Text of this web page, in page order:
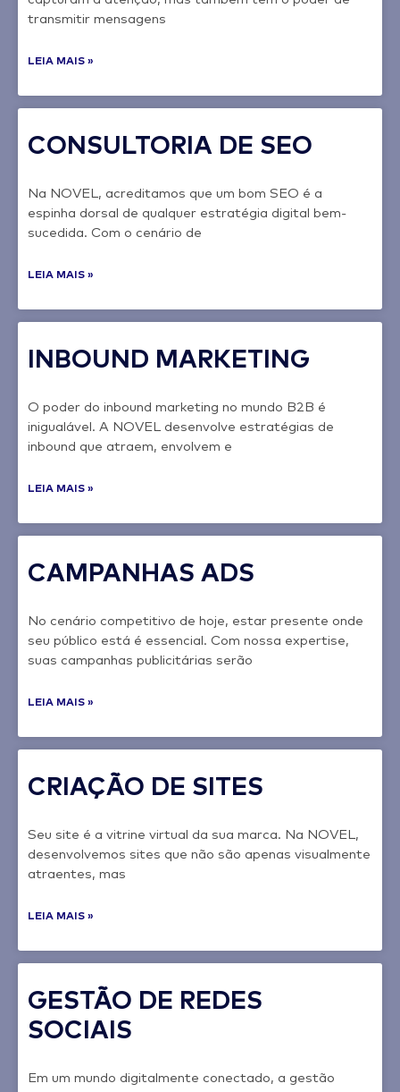
transmitir mensagens
LEIA MAIS »
CONSULTORIA DE SEO
Na NOVEL, acreditamos que um bom SEO é a
espinha dorsal de qualquer estratégia digital bem-
sucedida. Com o cenário de
LEIA MAIS »
INBOUND MARKETING
O poder do inbound marketing no mundo B2B é
inigualável. A NOVEL desenvolve estratégias de
inbound que atraem, envolvem e
LEIA MAIS »
CAMPANHAS ADS
No cenário competitivo de hoje, estar presente onde
seu público está é essencial. Com nossa expertise,
suas campanhas publicitárias serão
LEIA MAIS »
CRIAÇÃO DE SITES
Seu site é a vitrine virtual da sua marca. Na NOVEL,
desenvolvemos sites que não são apenas visualmente
atraentes, mas
LEIA MAIS »
GESTÃO DE REDES
SOCIAIS
Em um mundo digitalmente conectado, a gestão